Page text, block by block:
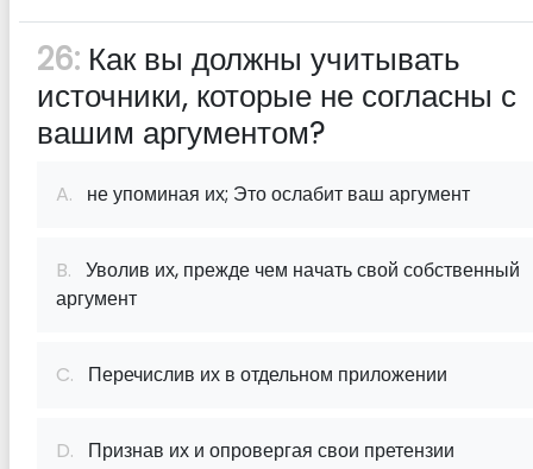
26: Как вы должны учитывать
источники, которые не согласны с
вашим аргументом?
A. не упоминая их; Это ослабит ваш аргумент
B. Уволив их, прежде чем начать свой собственный
аргумент
C. Перечислив их в отдельном приложении
D. Признав их и опровергая свои претензии